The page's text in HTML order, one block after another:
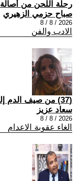
رحلة اللحن من
صباح حزمي الزهيري
2026 / 8 / 8
الادب والفن
(37) من صيف الدم إلى حاضر الإعدامات
سعاد عزيز
2026 / 8 / 8
الغاء عقوبة الاعدام